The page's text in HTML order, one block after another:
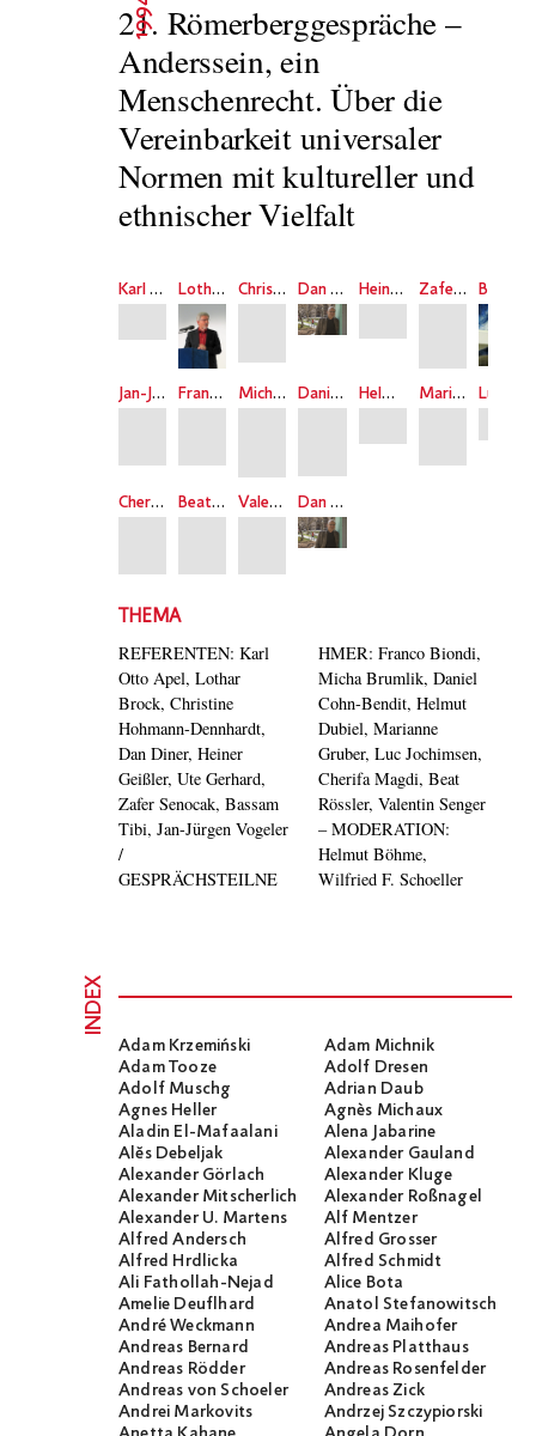
1994
21. Römerberggespräche –
Anderssein, ein
Menschenrecht. Über die
Vereinbarkeit universaler
Normen mit kultureller und
ethnischer Vielfalt
Karl Otto Apel Lothar Brock Christine Hohmann-Dennhardt Dan Diner Heiner Geißler Zafer Senocak
Jan-Jürgen Vogeler Franco Biondi Micha Brumlik Daniel Cohn-Bendit Helmut Dubiel Marianne Gruber
Cherifa Magdi Beat Rössler Valentin Senger Dan Diner
THEMA
REFERENTEN: Karl
Otto Apel, Lothar
Brock, Christine
Hohmann-Dennhardt,
Dan Diner, Heiner
Geißler, Ute Gerhard,
Zafer Senocak, Bassam
Tibi, Jan-Jürgen Vogeler
/
GESPRÄCHSTEILNE
HMER: Franco Biondi,
Micha Brumlik, Daniel
Cohn-Bendit, Helmut
Dubiel, Marianne
Gruber, Luc Jochimsen,
Cherifa Magdi, Beat
Rössler, Valentin Senger
– MODERATION:
Helmut Böhme,
Wilfried F. Schoeller
INDEX
Adam Krzemiński
Adam Michnik
Adam Tooze
Adolf Dresen
Adolf Muschg
Adrian Daub
Agnes Heller
Agnès Michaux
Aladin El-Mafaalani
Alena Jabarine
Alĕs Debeljak
Alexander Gauland
Alexander Görlach
Alexander Kluge
Alexander Mitscherlich
Alexander Roßnagel
Alexander U. Martens
Alf Mentzer
Alfred Andersch
Alfred Grosser
Alfred Hrdlicka
Alfred Schmidt
Ali Fathollah-Nejad
Alice Bota
Amelie Deuflhard
Anatol Stefanowitsch
André Weckmann
Andrea Maihofer
Andreas Bernard
Andreas Platthaus
Andreas Rödder
Andreas Rosenfelder
Andreas von Schoeler
Andreas Zick
Andrei Markovits
Andrzej Szczypiorski